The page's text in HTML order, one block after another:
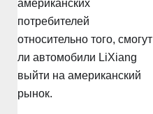
американских
потребителей
относительно того, смогут
ли автомобили LiXiang
выйти на американский
рынок.